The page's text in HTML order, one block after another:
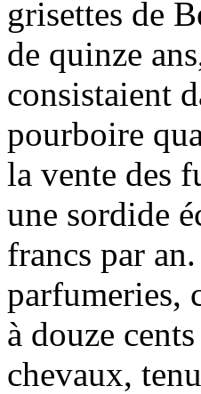
grisettes de
de quinze
consistaient
pourboire
la vente des
une sordide
francs par
parfumeries,
à douze
chevaux,